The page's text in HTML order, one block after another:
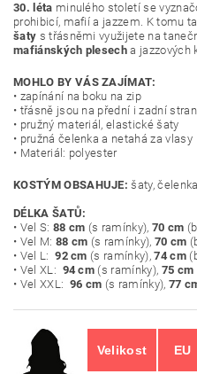
30. léta minulého století se
prohibicí, mafií a jazzem. K tomu
šaty s třásněmi využijete na
mafiánských plesech a jazzových
MOHLO BY VÁS ZAJÍMAT:
• zapínání na boku na zip
• třásně jsou na přední i zadní
• pružný materiál, elastické šaty
• pružná čelenka a netahá za vlasy
• Materiál: polyester
KOSTÝM OBSAHUJE: šaty,
DÉLKA ŠATŮ:
• Vel S: 88 cm (s ramínky), 70 cm
• Vel M: 88 cm (s ramínky), 70 cm
• Vel L:92 cm (s ramínky),74 cm
• Vel XL: 94 cm (s ramínky), 75 cm
• Vel XXL: 96 cm (s ramínky), 77
Velikost EU